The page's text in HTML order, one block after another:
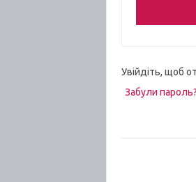
Увійдіть, щоб
Забули пароль?